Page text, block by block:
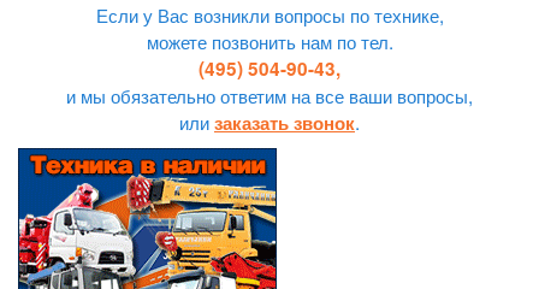
Если у Вас возникли вопросы по технике,
можете позвонить нам по тел.
(495) 504-90-43,
и мы обязательно ответим на все ваши вопросы,
илизаказать звонок.